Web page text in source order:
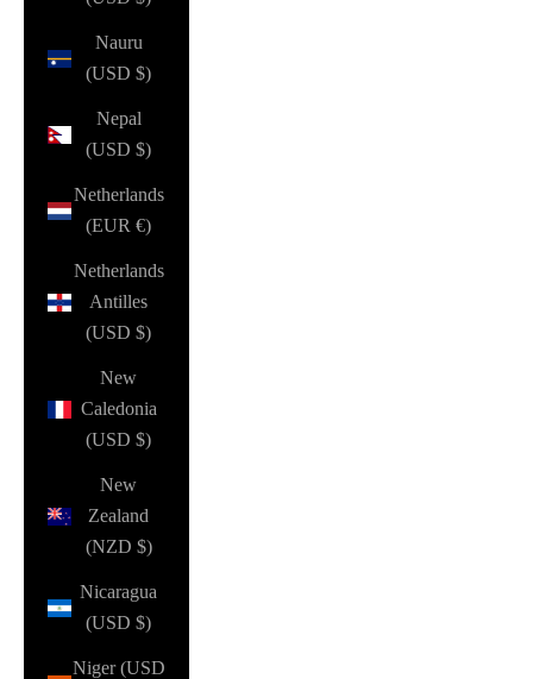
Nauru
(USD $)
Nepal
(USD $)
Netherlands
(EUR €)
Netherlands
Antilles
(USD $)
New
Caledonia
(USD $)
New
Zealand
(NZD $)
Nicaragua
(USD $)
Niger (USD